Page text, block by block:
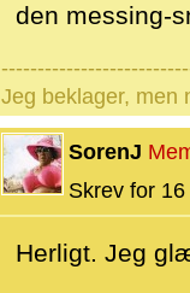
den messing-
Jeg beklager, men
SorenJ
Skrev for
Herligt. Jeg